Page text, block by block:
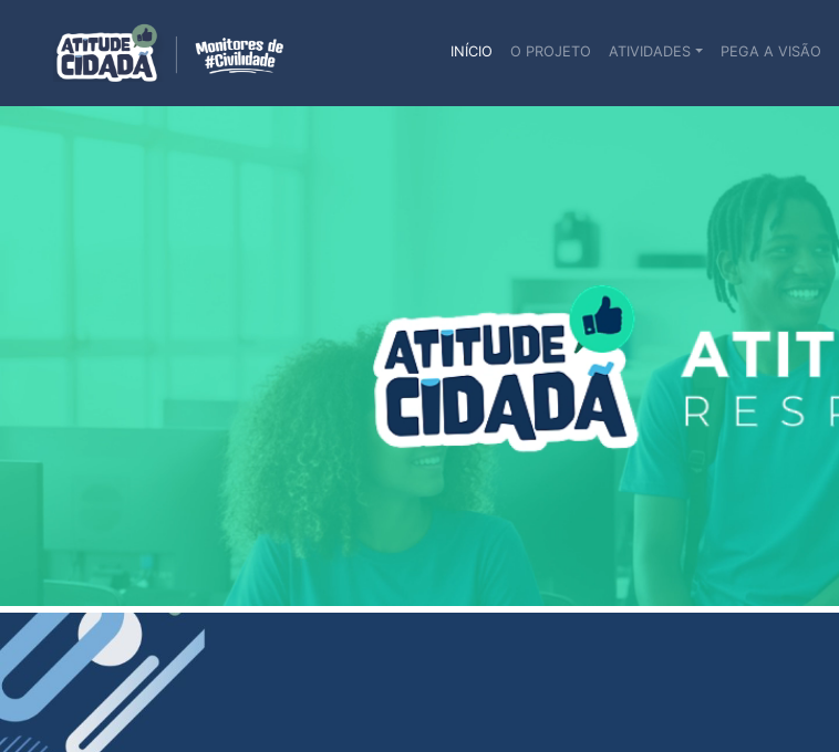
INÍCIO (current)
O PROJETO ATIVIDADES PEGA A VISÃO